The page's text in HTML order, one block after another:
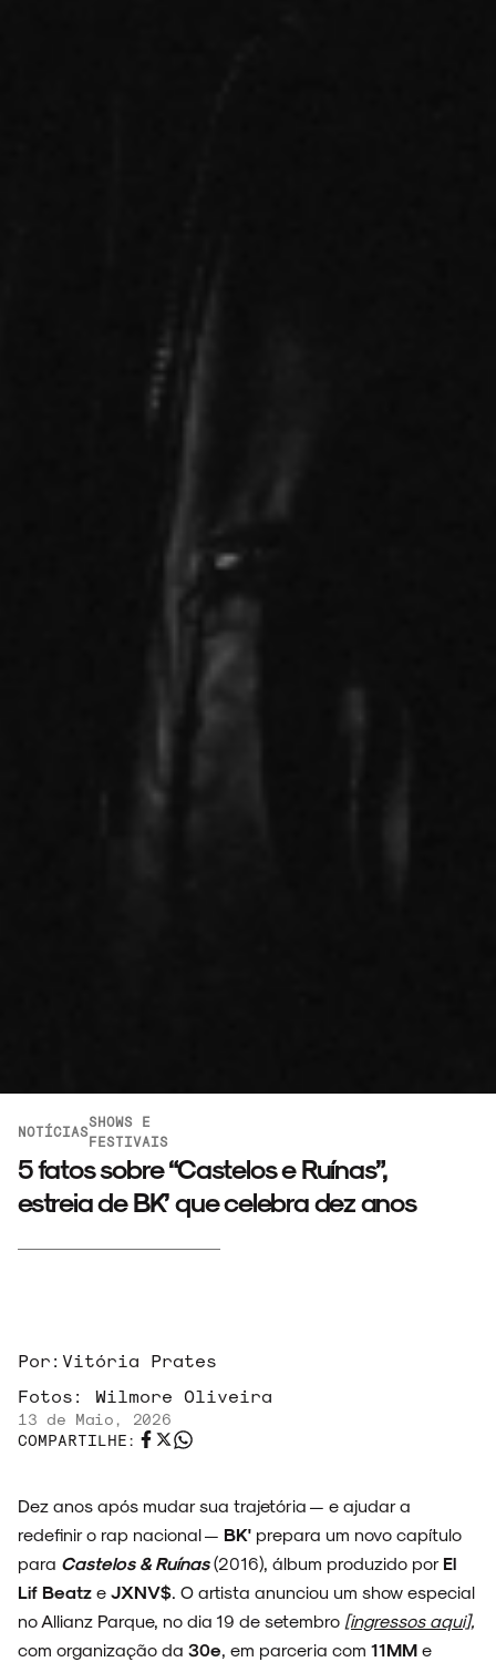
NOTÍCIAS
SHOWS E
FESTIVAIS
5 fatos sobre “Castelos e Ruínas”,
estreia de BK’ que celebra dez anos
Por: Vitória Prates
Fotos: Wilmore Oliveira
13 de Maio, 2026
COMPARTILHE:
Dez anos após mudar sua trajetória — e ajudar a
redefinir o rap nacional — BK' prepara um novo capítulo
para Castelos & Ruínas(2016), álbum produzido por El
Lif Beatz e JXNV$ . O artista anunciou um show especial
no Allianz Parque, no dia 19 de setembro [ingressos aqui],
com organização da 30e , em parceria com 11MM e